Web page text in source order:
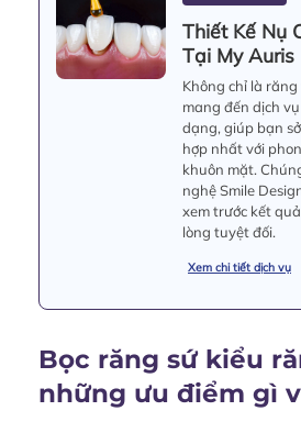
Thiết Kế Nụ
Tại My Auris
Không chỉ là
mang đến dịch
dạng, giúp bạn
hợp nhất với
khuôn mặt.
nghệ Smile
xem trước kết
lòng tuyệt đối.
Xem chi tiết dịch vụ
Bọc răng sứ kiểu
những ưu điểm gì